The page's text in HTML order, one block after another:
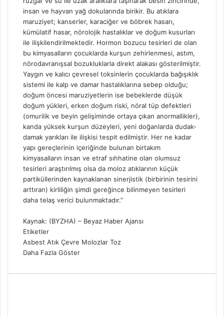
insan ve hayvan yağ dokularında birikir. Bu atıklara
maruziyet; kanserler, karaciğer ve böbrek hasarı,
kümülatif hasar, nörolojik hastalıklar ve doğum kusurları
ile ilişkilendirilmektedir. Hormon bozucu tesirleri de olan
bu kimyasalların çocuklarda kurşun zehirlenmesi, astım,
nörodavranışsal bozukluklarla direkt alakası gösterilmiştir.
Yaygın ve kalıcı çevresel toksinlerin çocuklarda bağışıklık
sistemi ile kalp ve damar hastalıklarına sebep olduğu;
doğum öncesi maruziyetlerin ise bebeklerde düşük
doğum yükleri, erken doğum riski, nöral tüp defektleri
(omurilik ve beyin gelişiminde ortaya çıkan anormallikler),
kanda yüksek kurşun düzeyleri, yeni doğanlarda dudak-
damak yarıkları ile ilişkisi tespit edilmiştir. Her ne kadar
yapı gereçlerinin içeriğinde bulunan birtakım
kimyasalların insan ve etraf sıhhatine olan olumsuz
tesirleri araştırılmış olsa da moloz atıklarının küçük
partiküllerinden kaynaklanan sinerjistik (birbirinin tesirini
arttıran) kirliliğin şimdi gereğince bilinmeyen tesirleri
daha telaş verici bulunmaktadır.”
Kaynak: (BYZHA) – Beyaz Haber Ajansı
Etiketler
Asbest Atık Çevre Molozlar Toz
Daha Fazla Göster